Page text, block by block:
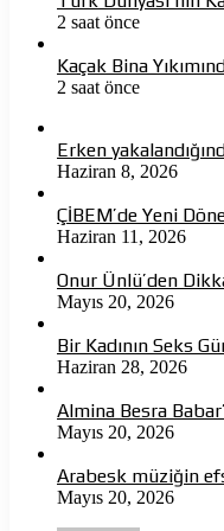
2 saat önce
Kaçak Bina
2 saat önce
Erken
Haziran 8, 2026
ÇİBEM’de Yeni
Haziran 11, 2026
Onur Ünlü’den
Mayıs 20, 2026
Bir Kadının Seks
Haziran 28, 2026
Almina Besra
Mayıs 20, 2026
Arabesk müziğin
Mayıs 20, 2026